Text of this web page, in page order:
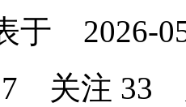
2026-
7 关注 33